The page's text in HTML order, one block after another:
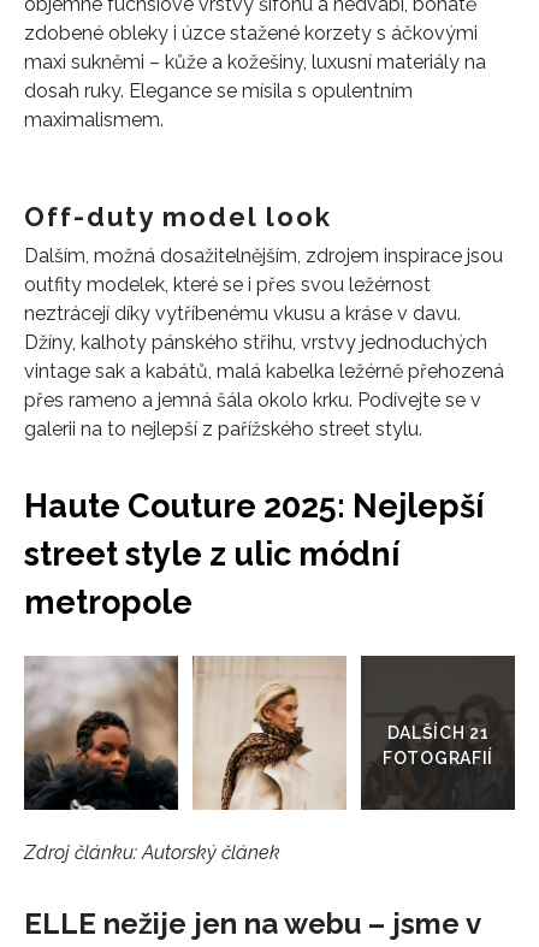
INFORMACE
REDAKCE
zdobené obleky i úzce stažené korzety s áčkovými
maxi sukněmi – kůže a kožešiny, luxusní materiály na
dosah ruky. Elegance se mísila s opulentním
maximalismem.
Off-duty model look
Dalším, možná dosažitelnějším, zdrojem inspirace jsou
outfity modelek, které se i přes svou ležérnost
neztrácejí díky vytříbenému vkusu a kráse v davu.
Džíny, kalhoty pánského střihu, vrstvy jednoduchých
vintage sak a kabátů, malá kabelka ležérně přehozená
přes rameno a jemná šála okolo krku. Podívejte se v
galerii na to nejlepší z pařížského street stylu.
Haute Couture 2025: Nejlepší
street style z ulic módní
metropole
galerie
Zdroj článku: Autorský článek
ELLE nežije jen na webu – jsme v